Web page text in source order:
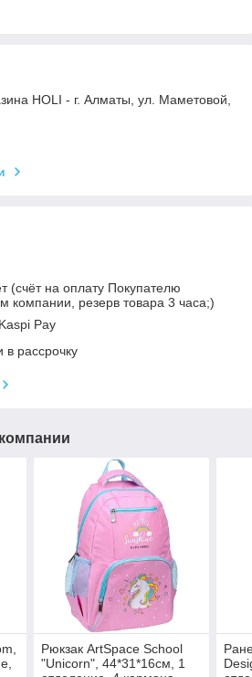
HOLI - г. Алматы, ул. Маметовой,
(счёт на оплату Покупателю
компании, резерв товара 3 часа;)
Pay
в рассрочку
Рюкзак ArtSpace School
"Unicorn", 44*31*16см, 1